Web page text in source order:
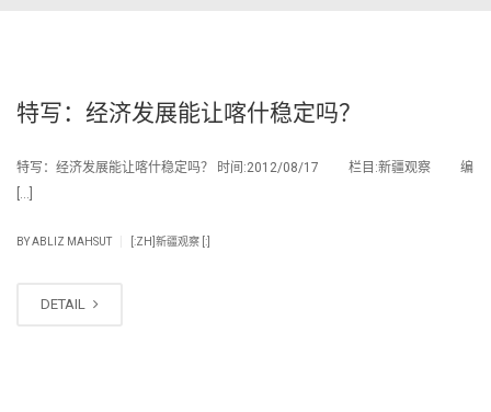
特写：经济发展能让喀什稳定吗？
特写：经济发展能让喀什稳定吗？ 时间:2012/08/17 栏目:新疆观察 编
[…]
BYABLIZ MAHSUT [:ZH]新疆观察 [:]
DETAIL